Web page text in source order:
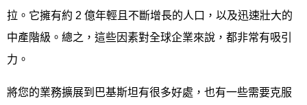
拉。它擁有約 2 億年輕且不斷增長的人口，以及迅速壯大的
中產階級。總之，這些因素對全球企業來說，都非常有吸引
力。
將您的業務擴展到巴基斯坦有很多好處，也有一些需要克服